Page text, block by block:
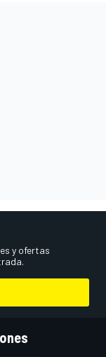
y ofertas